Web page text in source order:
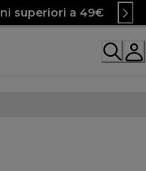
superiori a 49€